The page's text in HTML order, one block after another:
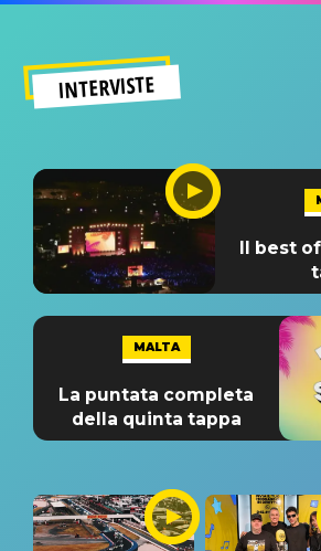
INTERVISTE
Il best
MALTA
La puntata completa
della quinta tappa